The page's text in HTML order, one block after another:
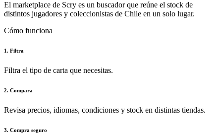
El marketplace de Scry es un buscador que reúne el stock de
distintos jugadores y coleccionistas de Chile en un solo lugar.
Cómo funciona
1. Filtra
Filtra el tipo de carta que necesitas.
2. Compara
Revisa precios, idiomas, condiciones y stock en distintas tiendas.
3. Compra seguro